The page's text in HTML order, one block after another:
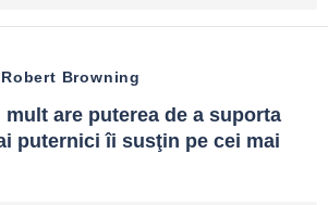
Robert Browning
mult are puterea de a suporta
puternici îi susţin pe cei mai